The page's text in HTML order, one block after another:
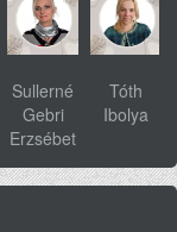
Sullerné
Gebri
Erzsébet
Tóth
Ibolya